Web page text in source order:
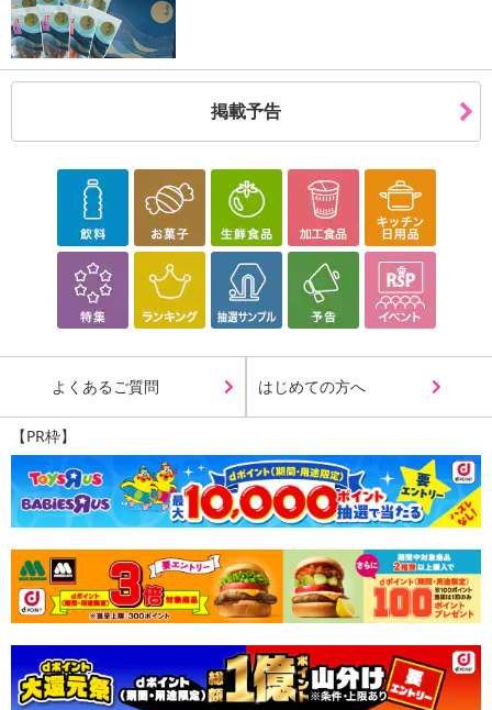
掲載予告
よくあるご質問 はじめての方へ
【PR枠】